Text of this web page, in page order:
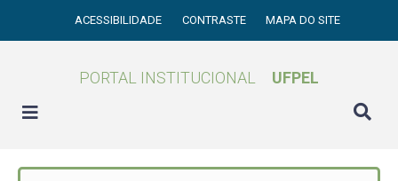
ACESSIBILIDADE CONTRASTE MAPA DO SITE
PORTAL INSTITUCIONAL UFPEL